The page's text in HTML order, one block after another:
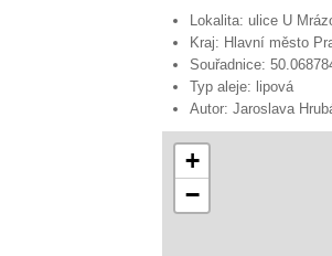
Lokalita: ulice U
Kraj: Hlavní město
Souřadnice:
Typ aleje: lipová
Autor: Jaroslava
+
−